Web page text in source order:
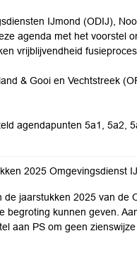
IJmond (ODIJ),
agenda met het voorstel
vrijblijvendheid
& Gooi en Vechtstreek
agendapunten 5a1, 5a2,
2025 Omgevingsdienst
jaarstukken 2025 van de
begroting kunnen geven.
aan PS om geen